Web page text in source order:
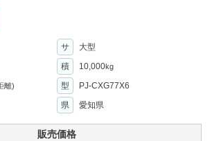
サ
大型
積 10,000kg
離) 型
PJ-CXG77X6
県 愛知県
販売価格